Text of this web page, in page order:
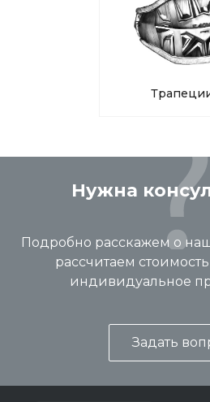
Нужна
Подробно расскажем о
рассчитаем
индивидуальное
Задать